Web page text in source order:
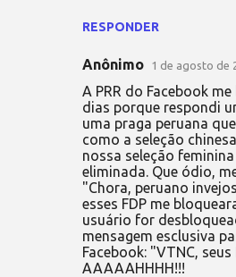
RESPONDER
Anônimo 1 de agosto de
A PRR do Facebook
dias porque respondi
uma praga peruana
como a seleção
nossa seleção
eliminada. Que ódio,
"Chora, peruano
esses FDP me
usuário for
mensagem esclusiva
Facebook: "VTNC, seus
AAAAAHHHH!!!